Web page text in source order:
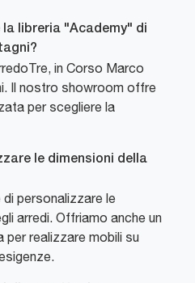
libreria "Academy" di
in Corso Marco
Il nostro showroom offre
per scegliere la
le dimensioni della
personalizzare le
arredi. Offriamo anche un
per realizzare mobili su